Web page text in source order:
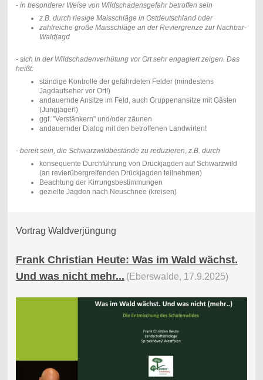
- in besonderer Weise von Wildschadensgefahr betroffen sein
z.B. durch riesige Maisschläge in Ostdeutschland oder
zahlreiche große Maisschläge an der Reviergrenze zur Nachbar-
Waldjagd
- sich in der Wildschadenverhütung vor Ort sehr engagiert zeigen. Das
heißt:
ständige Kontrolle der gefährdeten Felder (mindestens
Jagdaufseher vor Ort!)
andauernde Ansitze im Feld, auch Gruppenansitze mit Gästen
(Jungjäger!)
ggf. "Verstänkern" und/oder zäunen
andauernder Dialog mit den betroffenen Landwirten!
- bereit sein, die Schwarzwildbestände zu reduzieren, z.B. durch
konsequente Durchführung von Drückjagden auf Schwarzwild
(an revierübergreifenden Drückjagden teilnehmen)
Beachtung der Kirrungsbestimmungen
gezielte Jagden nach Neuschnee (kreisen)
Vortrag Waldverjüngung
Frank Christian Heute: Was im Wald wächst.
Und was nicht mehr... (Eberswalde, 17.9.2025)